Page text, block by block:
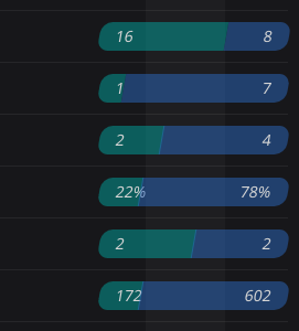
16 8
1 7
2 4
22% 78%
2 2
172 602